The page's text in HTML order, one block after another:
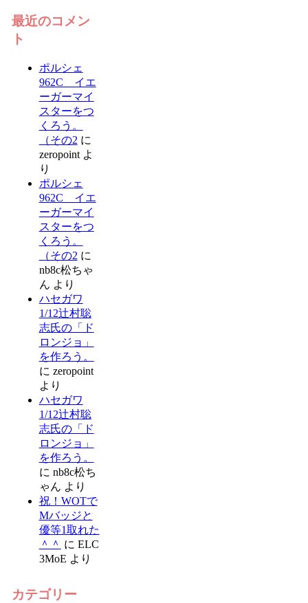
最近のコメン
ト
ポルシェ
962C イエ
ーガーマイ
スターをつ
くろう。
（その2 に
zeropointよ
り
ポルシェ
962C イエ
ーガーマイ
スターをつ
くろう。
（その2 に
nb8c松ちゃ
ん より
ハセガワ
1/12辻村聡
志氏の「ド
ロンジョ」
を作ろう。
に zeropoint
より
ハセガワ
1/12辻村聡
志氏の「ド
ロンジョ」
を作ろう。
に nb8c松ち
ゃん より
祝！WOTで
Mバッジと
優等1取れた
＾＾ に ELC
3MoE より
カテゴリー